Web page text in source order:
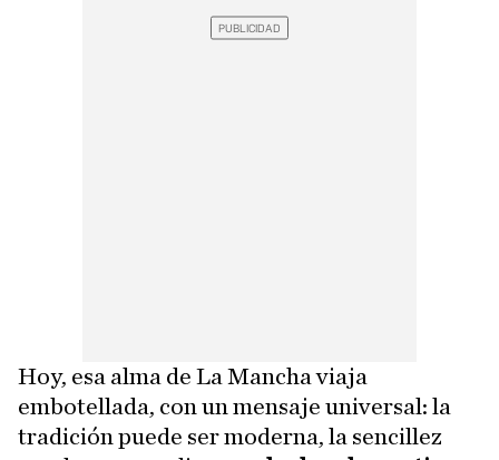
Hoy, esa alma de La Mancha viaja
embotellada, con un mensaje universal: la
tradición puede ser moderna, la sencillez